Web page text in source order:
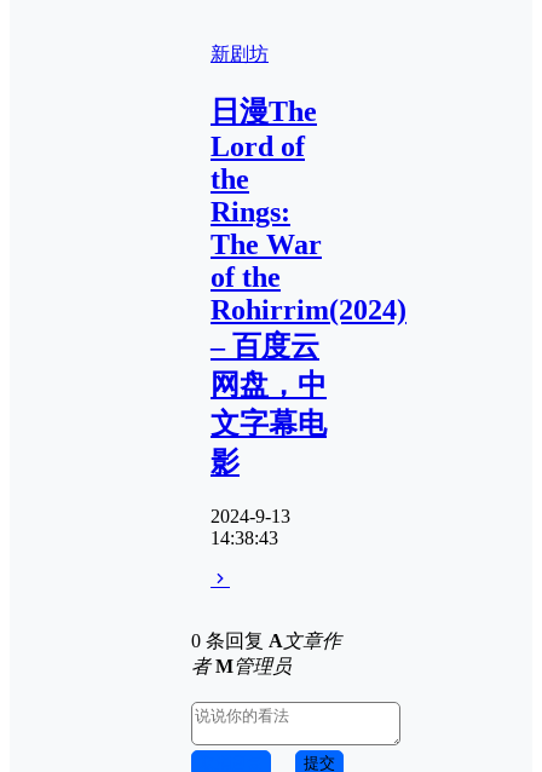
新剧坊
日漫The
Lord of
the
Rings:
The War
of the
Rohirrim(2024)
– 百度云
网盘，中
文字幕电
影
2024-9-13
14:38:43
0 条回复 A文章作
者 M管理员
提交